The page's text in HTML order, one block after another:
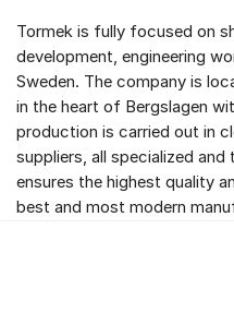
Tormek is fully focused on
development, engineering
Sweden. The company is
in the heart of Bergslagen
production is carried out in
suppliers, all specialized
ensures the highest quality
best and most modern